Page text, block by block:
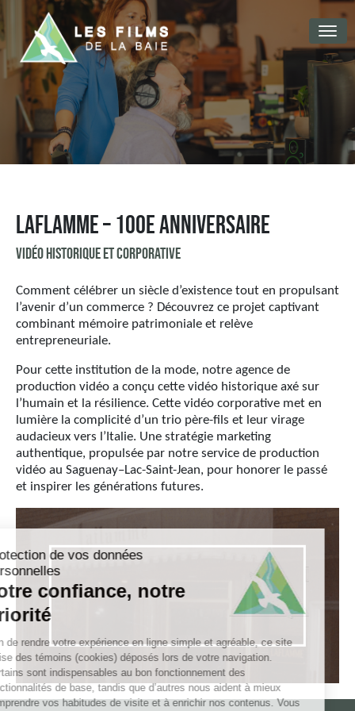
Laflamme – 100e anniversaire
Vidéo historique et corporative
Comment célébrer un siècle d’existence tout en propulsant
l’avenir d’un commerce ? Découvrez ce projet captivant
combinant mémoire patrimoniale et relève
entrepreneuriale.
Pour cette institution de la mode, notre agence de
production vidéo a conçu cette vidéo historique axé sur
l’humain et la résilience. Cette vidéo corporative met en
lumière la complicité d’un trio père-fils et leur virage
audacieux vers l’Italie. Une stratégie marketing
authentique, propulsée par notre service de production
vidéo au Saguenay–Lac-Saint-Jean, pour honorer le passé
et inspirer les générations futures.